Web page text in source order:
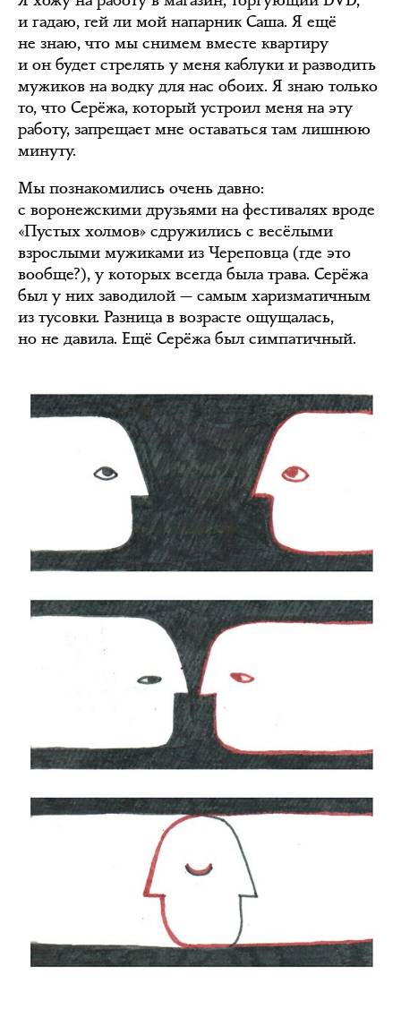
и гадаю, гей ли мой напарник Саша. Я ещё
не знаю, что мы снимем вместе квартиру
и он будет стрелять у меня каблуки и разводить
мужиков на водку для нас обоих. Я знаю только
то, что Серёжа, который устроил меня на эту
работу, запрещает мне оставаться там лишнюю
минуту.
Мы познакомились очень давно:
с воронежскими друзьями на фестивалях вроде
«Пустых холмов» сдружились с весёлыми
взрослыми мужиками из Череповца (где это
вообще?), у которых всегда была трава. Серёжа
был у них заводилой — самым харизматичным
из тусовки. Разница в возрасте ощущалась,
но не давила. Ещё Серёжа был симпатичный.